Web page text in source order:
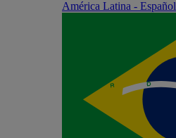
América Latina - Español